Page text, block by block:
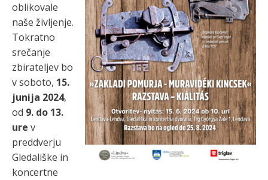
oblikovale
naše življenje.
Tokratno
srečanje
zbirateljev bo
v soboto, 15.
junija 2024,
od 9. do 13.
ure v
preddverju
Gledališke in
koncertne